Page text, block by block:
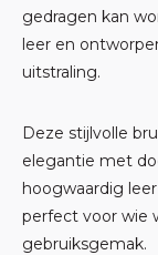
gedragen kan
leer en
uitstraling.
Deze stijlvolle
elegantie met
hoogwaardig
perfect voor wie
gebruiksgemak.